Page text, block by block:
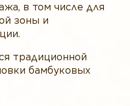
в том числе для
зоны и
традиционной
бамбуковых